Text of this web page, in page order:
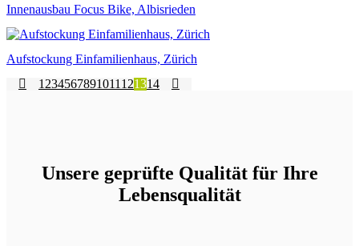
Innenausbau Focus Bike, Albisrieden
Aufstockung Einfamilienhaus, Zürich
1 234567891011 121314
Unsere geprüfte Qualität für Ihre
Lebensqualität